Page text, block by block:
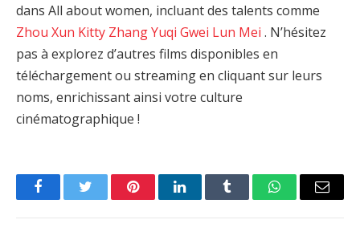
dans All about women, incluant des talents comme
Zhou Xun Kitty Zhang Yuqi Gwei Lun Mei . N’hésitez
pas à explorez d’autres films disponibles en
téléchargement ou streaming en cliquant sur leurs
noms, enrichissant ainsi votre culture
cinématographique !
FacebookTwitter PinterestLinkedInTumblr WhatsAppEmail